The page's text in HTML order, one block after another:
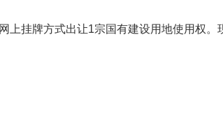
上挂牌方式出让1宗国有建设用地使用权。